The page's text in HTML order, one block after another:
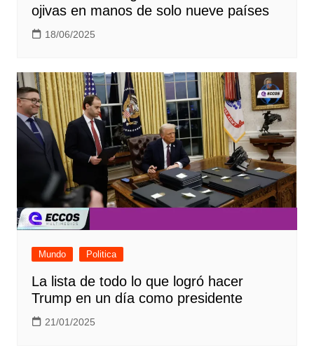
ojivas en manos de solo nueve países
18/06/2025
Mundo Politica
La lista de todo lo que logró hacer
Trump en un día como presidente
21/01/2025